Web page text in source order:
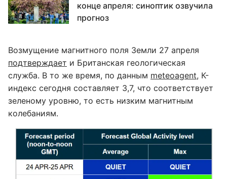
конце апреля: синоптик озвучила
прогноз
Возмущение магнитного поля Земли 27 апреля
подтверждает и Британская геологическая
служба. В то же время, по данным meteoagent, К-
индекс сегодня составляет 3,7, что соответствует
зеленому уровню, то есть низким магнитным
колебаниям.